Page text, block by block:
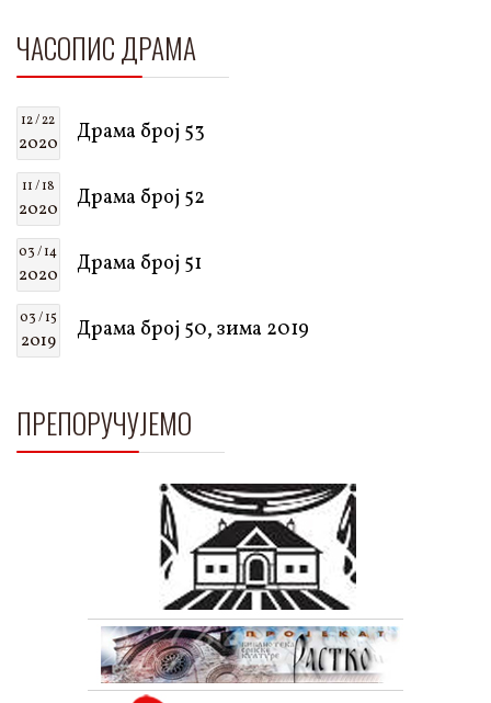
ЧАСОПИС ДРАМА
12 / 22
2020 Драма број 53
11 / 18
2020 Драма број 52
03 / 14
2020 Драма број 51
03 / 15
2019 Драма број 50, зима 2019
ПРЕПОРУЧУЈЕМО